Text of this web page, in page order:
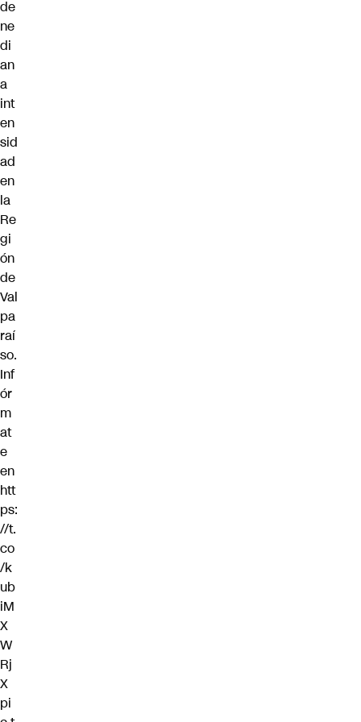
de
ne
di
an
a
int
en
sid
ad
en
la
Re
gi
ón
de
Val
pa
raí
so.
Inf
ór
m
at
e
en
htt
ps:
//t.
co
/k
ub
iM
X
W
Rj
X
pi